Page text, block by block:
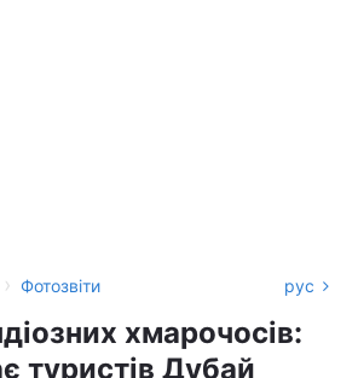
› Фотозвіти рус
хмарочосів:
туристів Дубай